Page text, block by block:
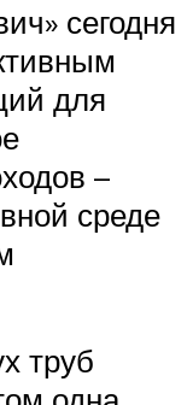
сегодня
для
–
среде
труб